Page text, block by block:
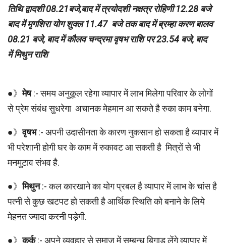
तिथि द्वादशी 08.21बजे,बाद में त्रयोदशी नक्षत्र रोहिणी 12.28 बजे
बाद में मृगशिरा योग शुक्ल 11.47 बजे तक बाद में ब्रम्हा करण बालव
08.21 बजे, बाद में कौलव चन्द्रमा वृषभ राशि पर 23.54 बजे, बाद
में मिथुन राशि
●》मेष:- समय अनुकूल रहेगा व्यापार में लाभ मिलेगा परिवार के लोगों
से प्रेम संबंध सुधरेगा अचानक मेहमान आ सकते है रुका काम बनेगा.
●》वृषभ:- अपनी उदासीनता के कारण नुकसान हो सकता है व्यापार में
भी परेशानी होगी घर के काम में रुकावट आ सकती है मित्रों से भी
मनमुटाव संभव है.
●》मिथुन:- कल कारखाने का योग प्रबल है व्यापार में लाभ के चांस है
पत्नी से कुछ खटपट हो सकती है आर्थिक स्थिति को बनाने के लिये
मेहनत ज्यादा करनी पड़ेगी.
●》कर्क:- अपने व्यवहार से समाज में सम्बन्ध बिगाड़ लेंगे व्यापार में